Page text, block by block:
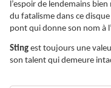
l’espoir de lendemains
du fatalisme dans ce
pont qui donne son nom à
Sting est toujours une
son talent qui demeure